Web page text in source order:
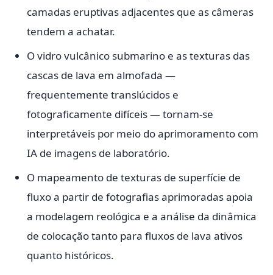
camadas eruptivas adjacentes que as câmeras
tendem a achatar.
O vidro vulcânico submarino e as texturas das
cascas de lava em almofada —
frequentemente translúcidos e
fotograficamente difíceis — tornam-se
interpretáveis por meio do aprimoramento com
IA de imagens de laboratório.
O mapeamento de texturas de superfície de
fluxo a partir de fotografias aprimoradas apoia
a modelagem reológica e a análise da dinâmica
de colocação tanto para fluxos de lava ativos
quanto históricos.